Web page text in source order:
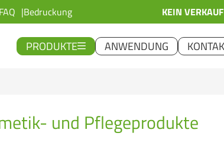
FAQ Bedruckung KEIN
PRODUKTE ANWENDUNG
und Pflegeprodukte